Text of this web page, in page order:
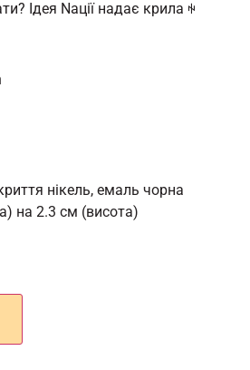
Ідея Nації надає крила ꑭ
нікель, емаль чорна
на 2.3 см (висота)